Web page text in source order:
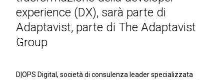
experience (DX), sarà parte di
Adaptavist, parte di The Adaptavist
Group
D|OPS Digital, società di consulenza leader specializzata